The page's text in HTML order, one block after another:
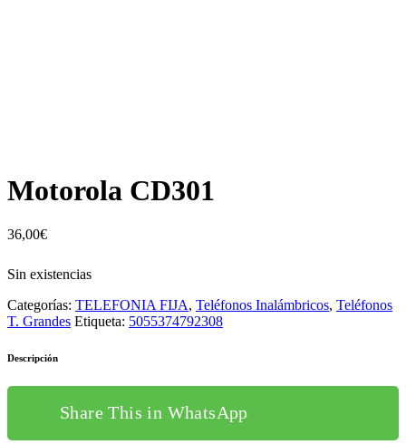
Motorola CD301
36,00€
Sin existencias
Categorías: TELEFONIA FIJA, Teléfonos Inalámbricos, Teléfonos
T. Grandes Etiqueta: 5055374792308
Descripción
Share This in WhatsApp